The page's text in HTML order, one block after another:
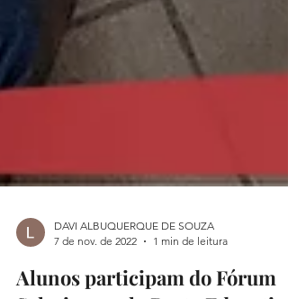
7 de nov. de 2022
1 min de leitura